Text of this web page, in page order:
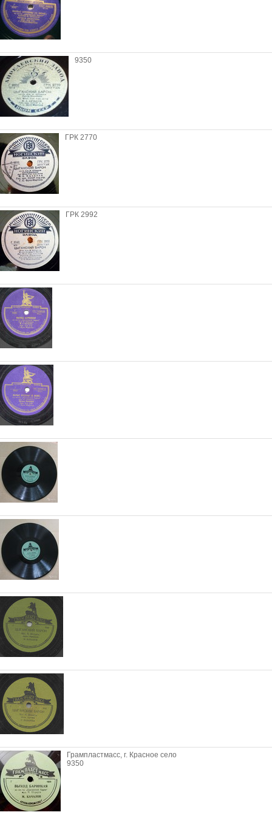
9350
ГРК 2770
ГРК 2992
Грампластмасс, г. Красное село
9350